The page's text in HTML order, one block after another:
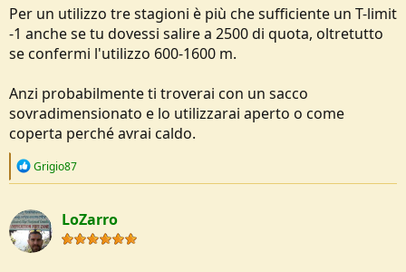
Per un utilizzo tre stagioni è più che sufficiente un T-limit
-1 anche se tu dovessi salire a 2500 di quota, oltretutto
se confermi l'utilizzo 600-1600 m.
Anzi probabilmente ti troverai con un sacco
sovradimensionato e lo utilizzarai aperto o come
coperta perché avrai caldo.
R
c
t
i
o
Grigio87
LoZarro